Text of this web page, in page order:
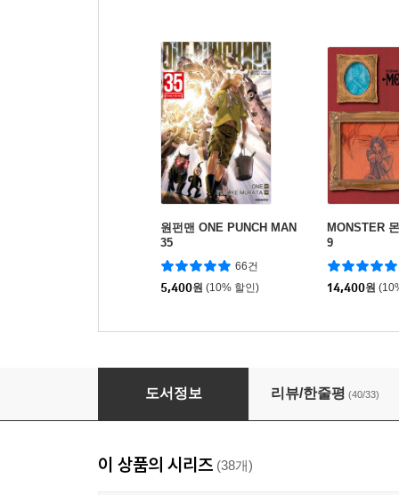
원펀맨 ONE PUNCH MAN
35
66건
5,400원 (10% 할인)
MONSTER
9
14,400원
강철의 연금술사 1
도서정보 리뷰/한줄평 (40/33)
이 상품의 시리즈 (38개)